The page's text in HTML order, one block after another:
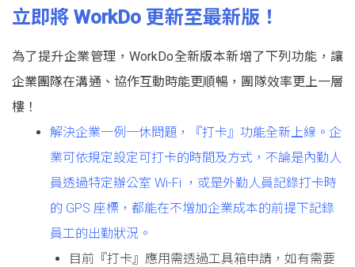
立即將 WorkDo 更新至最新版！
為了提升企業管理，WorkDo全新版本新增了下列功能，讓
企業團隊在溝通、協作互動時能更順暢，團隊效率更上一層
樓！
解決企業一例一休問題，『打卡』功能全新上線。企
業可依規定設定可打卡的時間及方式，不論是內勤人
員透過特定辦公室 Wi-Fi ，或是外勤人員記錄打卡時
的 GPS 座標，都能在不增加企業成本的前提下記錄
員工的出勤狀況。
目前『打卡』應用需透過工具箱申請，如有需要